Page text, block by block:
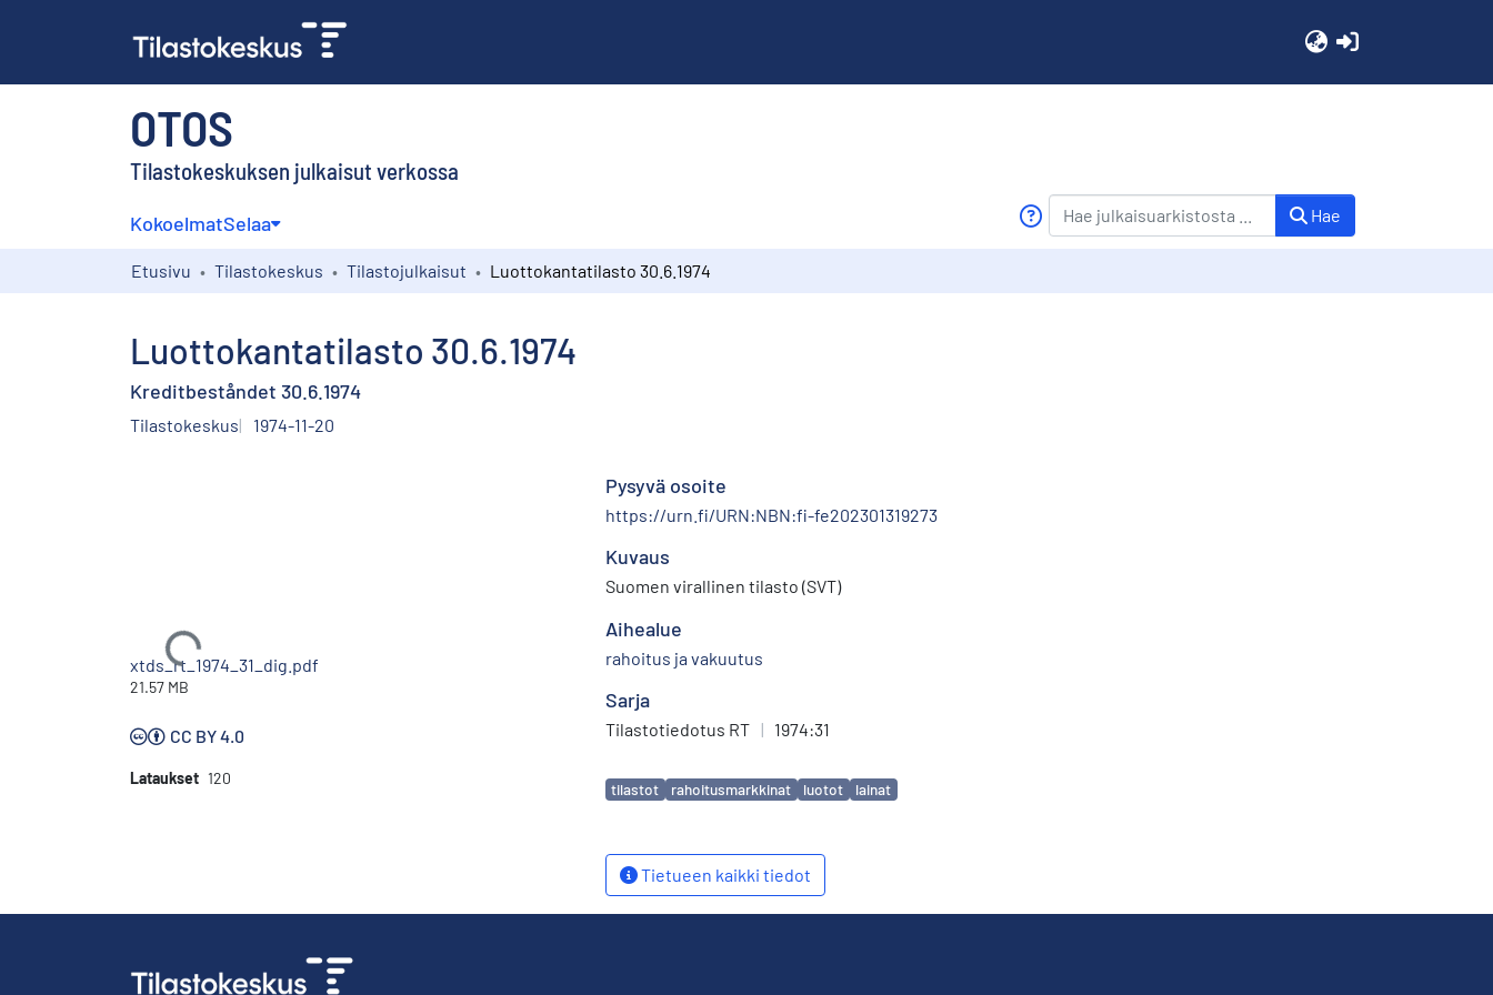
OTOS
Tilastokeskuksen julkaisut verkossa
KokoelmatSelaa Hae
Etusivu Tilastokeskus Tilastojulkaisut Luottokantatilasto 30.6.1974
Luottokantatilasto 30.6.1974
Kreditbeståndet 30.6.1974
Tilastokeskus 1974-11-20
Ladataan...
xtds_rt_1974_31_dig.pdf
21.57 MB
CC BY 4.0
Lataukset 120
Pysyvä osoite
https://urn.fi/URN:NBN:fi-fe202301319273
Kuvaus
Suomen virallinen tilasto (SVT)
Aihealue
rahoitus ja vakuutus
Sarja
Tilastotiedotus RT | 1974:31
Avainsanat
tilastot rahoitusmarkkinat luotot lainat
Tietueen kaikki tiedot